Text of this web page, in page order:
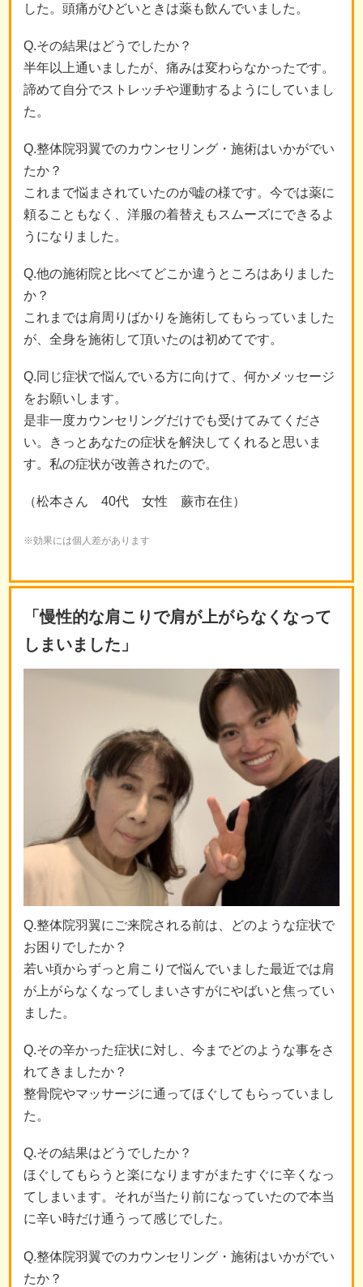
した。頭痛がひどいときは薬も飲んでいました。
Q.その結果はどうでしたか？
半年以上通いましたが、痛みは変わらなかったです。
諦めて自分でストレッチや運動するようにしていまし
た。
Q.整体院羽翼でのカウンセリング・施術はいかがでい
たか？
これまで悩まされていたのが嘘の様です。今では薬に
頼ることもなく、洋服の着替えもスムーズにできるよ
うになりました。
Q.他の施術院と比べてどこか違うところはありました
か？
これまでは肩周りばかりを施術してもらっていました
が、全身を施術して頂いたのは初めてです。
Q.同じ症状で悩んでいる方に向けて、何かメッセージ
をお願いします。
是非一度カウンセリングだけでも受けてみてくださ
い。きっとあなたの症状を解決してくれると思いま
す。私の症状が改善されたので。
（松本さん 40代 女性 蕨市在住）
※効果には個人差があります
「慢性的な肩こりで肩が上がらなくなって
しまいました」
Q.整体院羽翼にご来院される前は、どのような症状で
お困りでしたか？
若い頃からずっと肩こりで悩んでいました最近では肩
が上がらなくなってしまいさすがにやばいと焦ってい
ました。
Q.その辛かった症状に対し、今までどのような事をさ
れてきましたか？
整骨院やマッサージに通ってほぐしてもらっていまし
た。
Q.その結果はどうでしたか？
ほぐしてもらうと楽になりますがまたすぐに辛くなっ
てしまいます。それが当たり前になっていたので本当
に辛い時だけ通うって感じでした。
Q.整体院羽翼でのカウンセリング・施術はいかがでい
たか？